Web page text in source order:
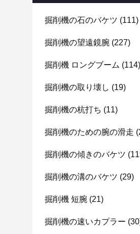
掘削機の石のバケツ (111)
掘削機の望遠鏡腕 (227)
掘削機 ロングブーム (114)
掘削機の取り壊し (19)
掘削機の杭打ち (11)
掘削機のための腕の滑走
掘削機の傾きのバケツ
掘削機の溝のバケツ (29)
掘削機 短腕 (21)
掘削機の速いカプラー